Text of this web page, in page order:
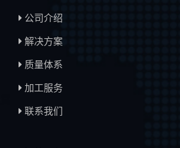
公司介绍
解决方案
质量体系
加工服务
联系我们